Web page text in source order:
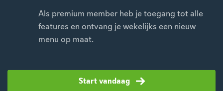
Als premium member heb je toegang tot alle
features en ontvang je wekelijks een nieuw
menu op maat.
Start vandaag